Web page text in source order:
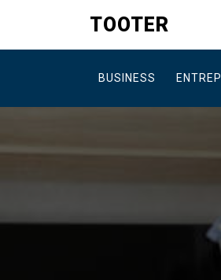
content
TOOTER
BUSINESS